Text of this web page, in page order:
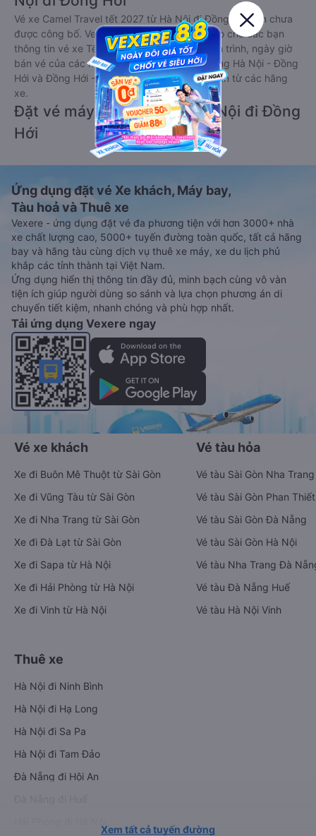
Vé xe Camel Travel tết 2027 từ Hà Nội đi Đồng Hới vẫn chưa
được công bố. Vexere.com sẽ sớm thông báo cho các bạn
thông tin vé xe Tết 2027 bao gồm giá vé, lịch trình, ngày giờ
bán vé của các hãng xe khách đi tuyến đường Hà Nội - Đồng
Hới và Đồng Hới - Hà Nội ngay khi có thông tin từ các hãng
xe.
Đặt vé máy bay giá rẻ từ Hà Nội đi Đồng
Hới
Ứng dụng đặt vé Xe khách, Máy bay,
Tàu hoả và Thuê xe
Vexere - ứng dụng đặt vé đa phương tiện với hơn 3000+ nhà
xe chất lượng cao, 5000+ tuyến đường toàn quốc, tất cả hãng
bay và hãng tàu cùng dịch vụ thuê xe máy, xe du lịch phủ
khắp các tỉnh thành tại Việt Nam.
Ứng dụng hiển thị thông tin đầy đủ, minh bạch cùng vô vàn
tiện ích giúp người dùng so sánh và lựa chọn phương án di
chuyển tiết kiệm, nhanh chóng và phù hợp nhất.
Tải ứng dụng Vexere ngay
Vé xe khách
Xe đi Buôn Mê Thuột từ Sài Gòn
Xe đi Vũng Tàu từ Sài Gòn
Xe đi Nha Trang từ Sài Gòn
Xe đi Đà Lạt từ Sài Gòn
Xe đi Sapa từ Hà Nội
Xe đi Hải Phòng từ Hà Nội
Xe đi Vinh từ Hà Nội
Vé tàu hỏa
Vé tàu Sài Gòn Nha Trang
Vé tàu Sài Gòn Phan Thiết
Vé tàu Sài Gòn Đà Nẵng
Vé tàu Sài Gòn Hà Nội
Vé tàu Nha Trang Đà
Vé tàu Đà Nẵng Huế
Vé tàu Hà Nội Vinh
Thuê xe
Hà Nội đi Ninh Bình
Hà Nội đi Hạ Long
Hà Nội đi Sa Pa
Hà Nội đi Tam Đảo
Đà Nẵng đi Hội An
Xem tất cả tuyến đường